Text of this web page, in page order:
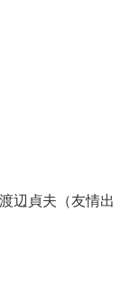
辺貞夫（友情出